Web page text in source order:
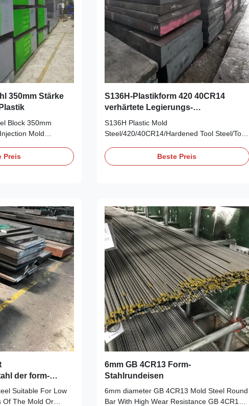
350mm Stärke
Block 350mm
Mold
of the
S136 Mold Steel,
Preis
S136H-Plastikform 420 40CR14
verhärtete Legierungs-
Werkzeugstahl
S136H Plastic Mold
Steel/420/40CR14/Hardened Tool Steel/Tool
Plastic mold steel,tool steel, die steel Quick
Details Standard: AISI, ASTM, BS, DIN, GB,
Beste Preis
der form-
Suitable For Low
Of The Mold Or
6mm GB 4CR13 Form-
Stahlrundeisen
6mm diameter GB 4CR13 Mold Steel Round
Bar With High Wear Resistance GB 4CR13